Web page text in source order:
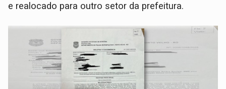
e realocado para outro setor da prefeitura.